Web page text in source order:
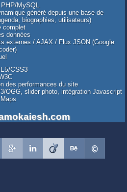
MySQL
généré depuis une base de
biographies, utilisateurs)
complet
données
externes / AJAX / Flux JSON (Google
CSS3
des performances du site
OGG, slider photo, intégration Javascript